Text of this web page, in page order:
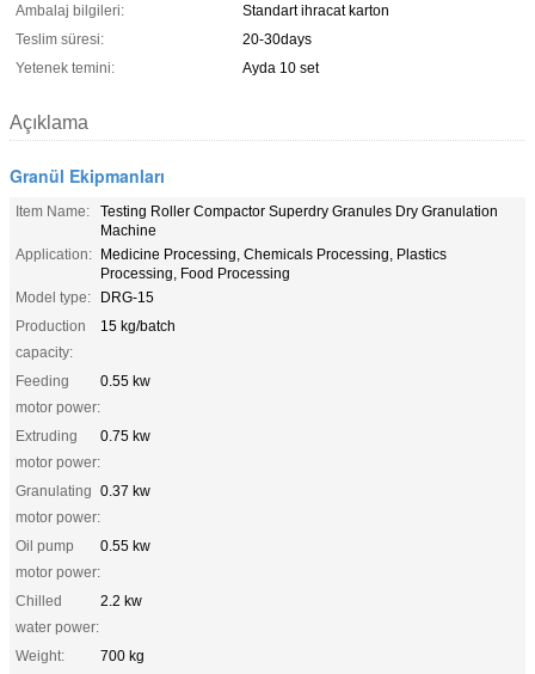
Ambalaj bilgileri:
Standart ihracat karton
Teslim süresi:
20-30days
Yetenek temini:
Ayda 10 set
Açıklama
Granül Ekipmanları
Item Name:
Testing Roller Compactor Superdry Granules Dry Granulation
Machine
Application: Medicine Processing, Chemicals Processing, Plastics
Processing, Food Processing
Model type:
DRG-15
Production
capacity:
15 kg/batch
Feeding
motor power:
0.55 kw
Extruding
motor power:
0.75 kw
Granulating
motor power:
0.37 kw
Oil pump
motor power:
0.55 kw
Chilled
water power:
2.2 kw
Weight:
700 kg